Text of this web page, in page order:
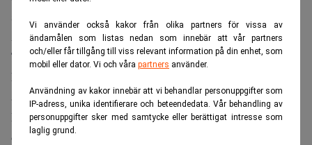
Vi använder också kakor från olika partners för vissa av
ändamålen som listas nedan som innebär att vår partners
och/eller får tillgång till viss relevant information på din enhet, som
mobil eller dator. Vi och våra partners använder.
Användning av kakor innebär att vi behandlar personuppgifter som
IP-adress, unika identifierare och beteendedata. Vår behandling av
personuppgifter sker med samtycke eller berättigat intresse som
laglig grund.
slutändan måste betalas av den vanlige konsumenten.
Alternativet är krympande vinstmarginaler i näringslivet.
Till detta kan förstås läggas att stigande priser har skapat
krav, bland annat i Tyskland, på högre löner. Löneinflation
är sticky och knappast temporär.
Då den amerikanska aktiemarknaden är riktkarl för
den internationella utvecklingen på finansmarknaden